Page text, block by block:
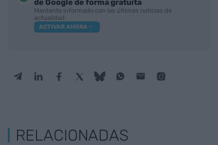
de Google de forma gratuita
Mantente informado con las últimas noticias de
actualidad
ACTIVAR AHORA
RELACIONADAS